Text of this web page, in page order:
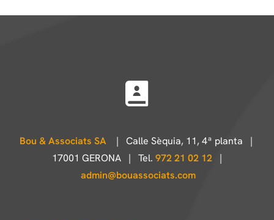
Bou & Associats SA
| Calle Sèquia, 11, 4ª planta |
17001 GERONA | Tel. 972 21 02 12 |
admin@bouassociats.com